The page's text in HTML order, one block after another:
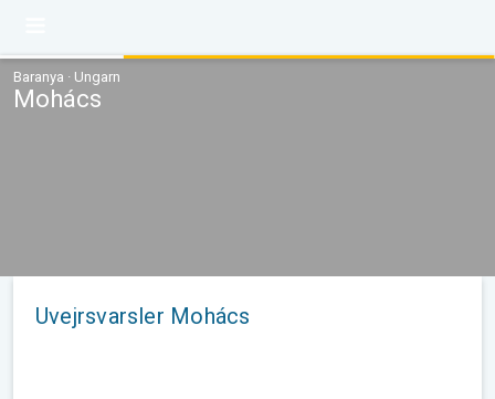
Baranya · Ungarn
Mohács
Uvejrsvarsler Mohács